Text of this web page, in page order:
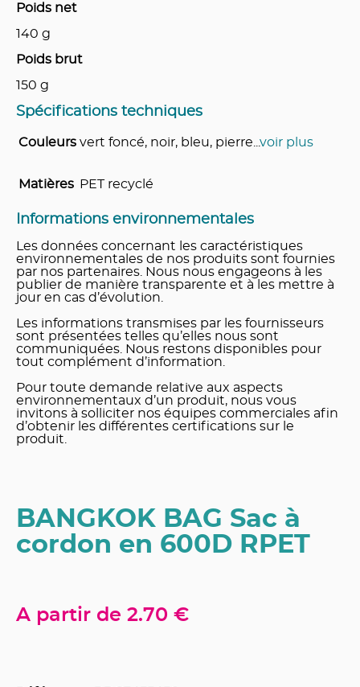
Poids net
140 g
Poids brut
150 g
Spécifications techniques
Couleurs vert foncé, noir, bleu, pierre voir plus
Matières PET recyclé
Informations environnementales
Les données concernant les caractéristiques
environnementales de nos produits sont fournies
par nos partenaires. Nous nous engageons à les
publier de manière transparente et à les mettre à
jour en cas d’évolution.
Les informations transmises par les fournisseurs
sont présentées telles qu’elles nous sont
communiquées. Nous restons disponibles pour
tout complément d’information.
Pour toute demande relative aux aspects
environnementaux d’un produit, nous vous
invitons à solliciter nos équipes commerciales afin
d’obtenir les différentes certifications sur le
produit.
BANGKOK BAG Sac à
cordon en 600D RPET
A partir de 2.70 €